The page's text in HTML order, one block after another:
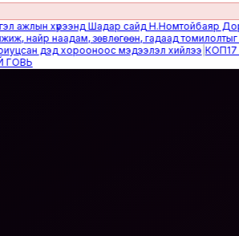
хүрээнд Шадар сайд Н.Номтойбаяр
наадам, зөвлөгөөн, гадаад томилолтыг
дэд хорооноос мэдээлэл хийлээ|КОП17